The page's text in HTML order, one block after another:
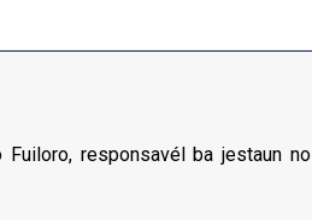
responsavél ba jestaun no